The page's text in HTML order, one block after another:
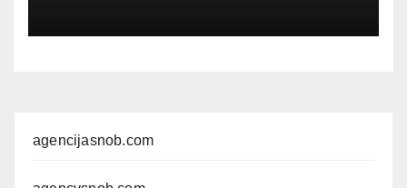
agencijasnob.com